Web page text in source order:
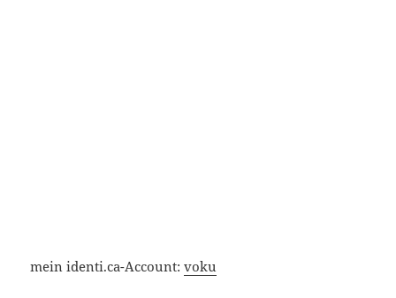
mein identi.ca-Account:voku